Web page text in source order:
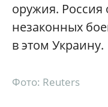
оружия. Россия
незаконных
в этом Украину.
Фото: Reuters